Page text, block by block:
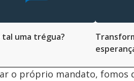
tal uma trégua?
o próprio mandato, fomos